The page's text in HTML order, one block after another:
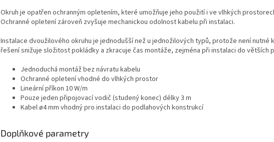
Okruh je opatřen ochranným opletením, které umožňuje jeho použití i ve vlhkých
Ochranné opletení zároveň zvyšuje mechanickou odolnost kabelu při instalaci.
Instalace dvoužilového okruhu je jednodušší než u jednožilových typů, protože není
řešení snižuje složitost pokládky a zkracuje čas montáže, zejména při instalaci do větších
Jednoduchá montáž bez návratu kabelu
Ochranné opletení vhodné do vlhkých prostor
Lineární příkon 10 W/m
Pouze jeden připojovací vodič (studený konec) délky 3 m
Kabel ø4 mm vhodný pro instalaci do podlahových konstrukcí
Doplňkové parametry